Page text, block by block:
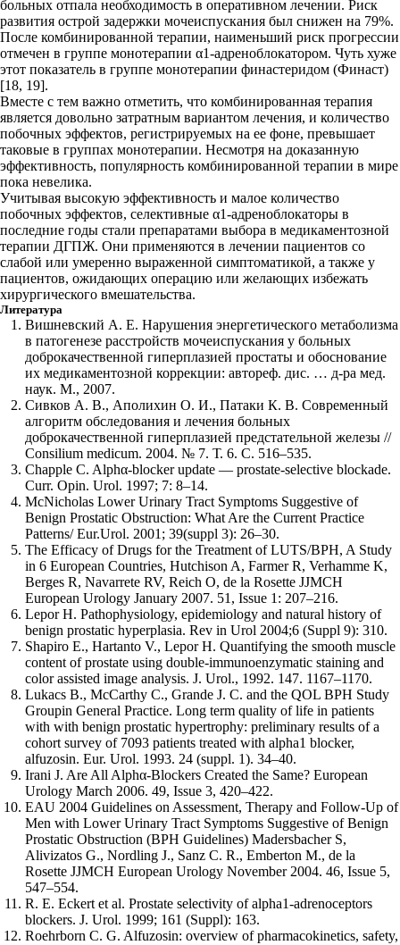
больных отпала необходимость в оперативном лечении. Риск
развития острой задержки мочеиспускания был снижен на 79%.
После комбинированной терапии, наименьший риск прогрессии
отмечен в группе монотерапии α1-адреноблокатором. Чуть хуже
этот показатель в группе монотерапии финастеридом (Финаст)
[18, 19].
Вместе с тем важно отметить, что комбинированная терапия
является довольно затратным вариантом лечения, и количество
побочных эффектов, регистрируемых на ее фоне, превышает
таковые в группах монотерапии. Несмотря на доказанную
эффективность, популярность комбинированной терапии в мире
пока невелика.
Учитывая высокую эффективность и малое количество
побочных эффектов, селективные α1-адреноблокаторы в
последние годы стали препаратами выбора в медикаментозной
терапии ДГПЖ. Они применяются в лечении пациентов со
слабой или умеренно выраженной симптоматикой, а также у
пациентов, ожидающих операцию или желающих избежать
хирургического вмешательства.
Литература
Вишневский А. Е. Нарушения энергетического метаболизма
в патогенезе расстройств мочеиспускания у больных
доброкачественной гиперплазией простаты и обоснование
их медикаментозной коррекции: автореф. дис. … д-ра мед.
наук. М., 2007.
Сивков А. В., Аполихин О. И., Патаки К. В. Современный
алгоритм обследования и лечения больных
доброкачественной гиперплазией предстательной железы //
Consilium medicum. 2004. № 7. Т. 6. С. 516–535.
Chapple C. Alphα-blocker update — prostate-selective blockade.
Curr. Opin. Urol. 1997; 7: 8–14.
McNicholas Lower Urinary Tract Symptoms Suggestive of
Benign Prostatic Obstruction: What Are the Current Practice
Patterns/ Eur.Urol. 2001; 39(suppl 3): 26–30.
The Efficacy of Drugs for the Treatment of LUTS/BPH, A Study
in 6 European Countries, Hutchison A, Farmer R, Verhamme K,
Berges R, Navarrete RV, Reich O, de la Rosette JJMCH
European Urology January 2007. 51, Issue 1: 207–216.
Lepor H. Pathophysiology, epidemiology and natural history of
benign prostatic hyperplasia. Rev in Urol 2004;6 (Suppl 9): 310.
Shapiro E., Hartanto V., Lepor H. Quantifying the smooth muscle
content of prostate using double-immunoenzymatic staining and
color assisted image analysis. J. Urol., 1992. 147. 1167–1170.
Lukacs B., McCarthy C., Grande J. C. and the QOL BPH Study
Groupin General Practice. Long term quality of life in patients
with with benign prostatic hypertrophy: preliminary results of a
cohort survey of 7093 patients treated with alpha1 blocker,
alfuzosin. Eur. Urol. 1993. 24 (suppl. 1). 34–40.
Irani J. Are All Alphα-Blockers Created the Same? European
Urology March 2006. 49, Issue 3, 420–422.
EAU 2004 Guidelines on Assessment, Therapy and Follow-Up of
Men with Lower Urinary Tract Symptoms Suggestive of Benign
Prostatic Obstruction (BPH Guidelines) Madersbacher S,
Alivizatos G., Nordling J., Sanz C. R., Emberton M., de la
Rosette JJMCH European Urology November 2004. 46, Issue 5,
547–554.
R. E. Eckert et al. Prostate selectivity of alpha1-adrenoceptors
blockers. J. Urol. 1999; 161 (Suppl): 163.
Roehrborn C. G. Alfuzosin: overview of pharmacokinetics, safety,